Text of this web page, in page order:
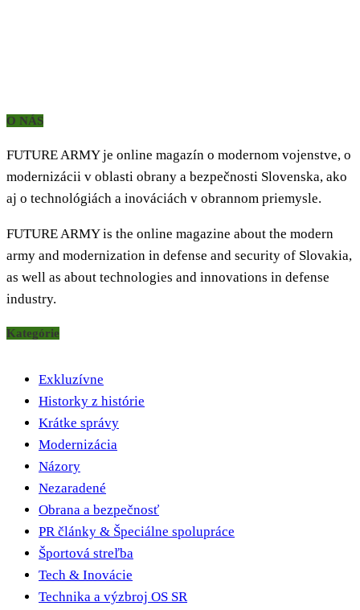
O NÁS
FUTURE ARMY je online magazín o modernom vojenstve, o
modernizácii v oblasti obrany a bezpečnosti Slovenska, ako
aj o technológiách a inováciách v obrannom priemysle.
FUTURE ARMY is the online magazine about the modern
army and modernization in defense and security of Slovakia,
as well as about technologies and innovations in defense
industry.
Kategórie
Exkluzívne
Historky z histórie
Krátke správy
Modernizácia
Názory
Nezaradené
Obrana a bezpečnosť
PR články & Špeciálne spolupráce
Športová streľba
Tech & Inovácie
Technika a výzbroj OS SR